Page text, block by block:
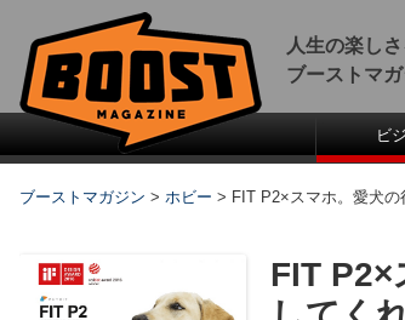
人生の楽し
ブーストマ
ビ
ブーストマガジン > ホビー > FIT P2×スマホ。愛犬
FIT P2×